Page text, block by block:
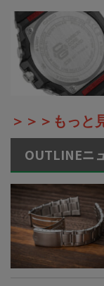
＞＞＞もっと
OUTLINEニ